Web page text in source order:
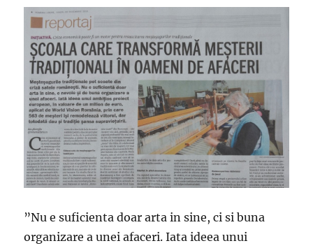
”Nu e suficienta doar arta in sine, ci si buna
organizare a unei afaceri. Iata ideea unui